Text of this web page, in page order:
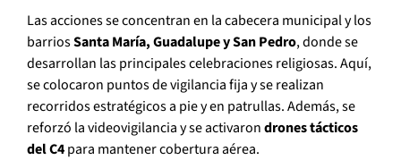
Las acciones se concentran en la cabecera municipal y los
barriosSanta María, Guadalupe y San Pedro, donde se
desarrollan las principales celebraciones religiosas. Aquí,
se colocaron puntos de vigilancia fija y se realizan
recorridos estratégicos a pie y en patrullas. Además, se
reforzó la videovigilancia y se activarondrones tácticos
del C4para mantener cobertura aérea.